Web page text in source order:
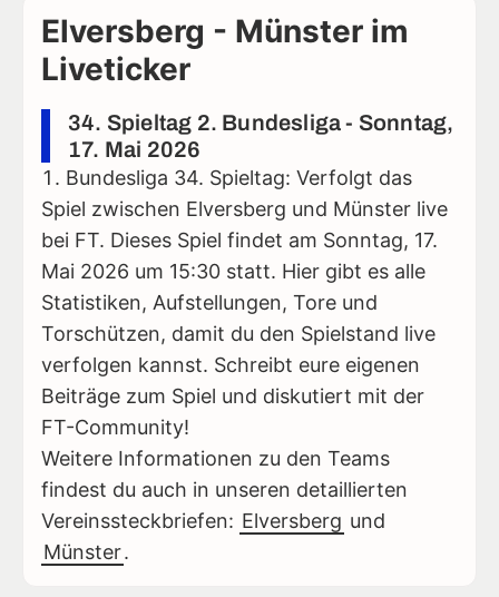
Elversberg - Münster im
Liveticker
34. Spieltag 2. Bundesliga - Sonntag,
17. Mai 2026
Bundesliga 34. Spieltag: Verfolgt das
Spiel zwischen Elversberg und Münster live
bei FT. Dieses Spiel findet am Sonntag, 17.
Mai 2026 um 15:30 statt. Hier gibt es alle
Statistiken, Aufstellungen, Tore und
Torschützen, damit du den Spielstand live
verfolgen kannst. Schreibt eure eigenen
Beiträge zum Spiel und diskutiert mit der
FT-Community!
Weitere Informationen zu den Teams
findest du auch in unseren detaillierten
Vereinssteckbriefen: Elversberg und
Münster.